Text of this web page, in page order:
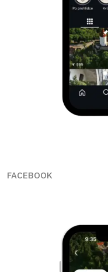
FACEBOOK